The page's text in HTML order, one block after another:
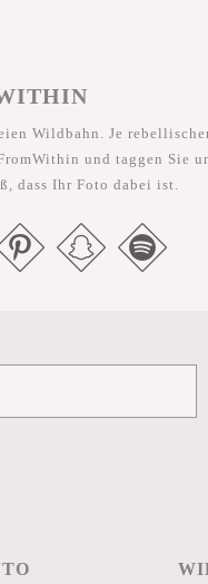
Wildbahn. Je
und taggen Sie
dass Ihr Foto dabei ist.